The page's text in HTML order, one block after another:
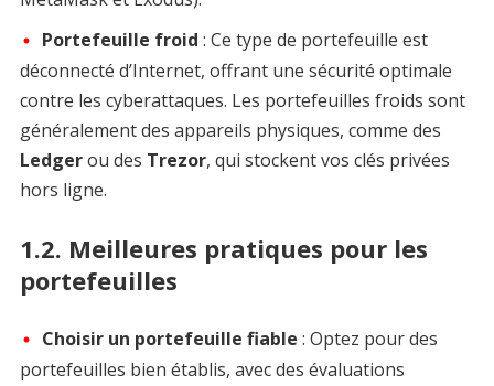
Portefeuille froid : Ce type de portefeuille est
déconnecté d’Internet, offrant une sécurité optimale
contre les cyberattaques. Les portefeuilles froids sont
généralement des appareils physiques, comme des
Ledgerou des Trezor, qui stockent vos clés privées
hors ligne.
1.2. Meilleures pratiques pour les
portefeuilles
Choisir un portefeuille fiable : Optez pour des
portefeuilles bien établis, avec des évaluations